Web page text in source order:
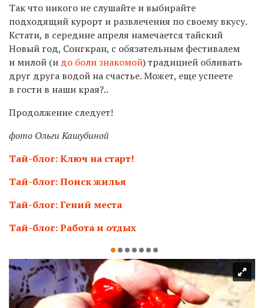
Так что никого не слушайте и выбирайте
подходящий курорт и развлечения по своему вкусу.
Кстати, в середине апреля намечается тайский
Новый год, Сонгкран, с обязательным фестивалем
и милой (и до боли знакомой) традицией обливать
друг друга водой на счастье. Может, еще успеете
в гости в наши края?..
Продолжение следует!
фото Ольги Кашубиной
Тай-блог: Ключ на старт!
Тай-блог: Поиск жилья
Тай-блог: Гений места
Тай-блог: Работа и отдых